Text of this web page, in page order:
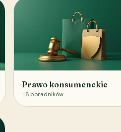
Prawo konsumenckie
18 poradników